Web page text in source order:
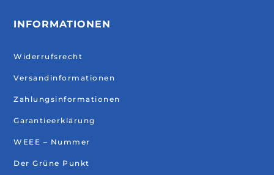
INFORMATIONEN
Widerrufsrecht
Versandinformationen
Zahlungsinformationen
Garantieerklärung
WEEE – Nummer
Der Grüne Punkt